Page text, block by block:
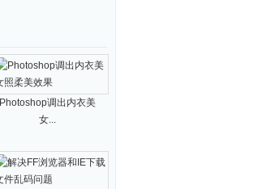
Photoshop调出内衣美
女...